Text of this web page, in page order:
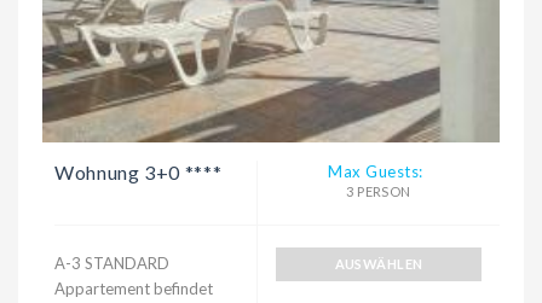
Wohnung 3+0 **** Max Guests:
3 PERSON
A-3 STANDARD
Appartement befindet
AUSWÄHLEN